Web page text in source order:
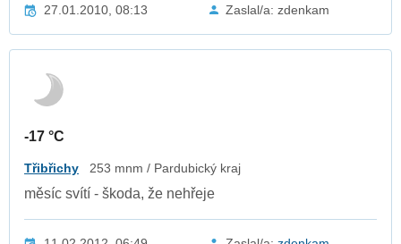
27.01.2010, 08:13 Zaslal/a: zdenkam
-17 °C
Třibřichy 253 mnm / Pardubický kraj
měsíc svítí - škoda, že nehřeje